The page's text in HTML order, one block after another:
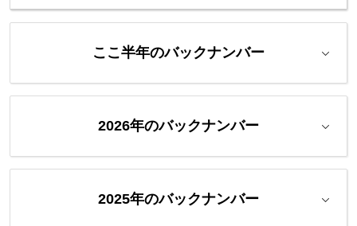
ここ半年のバックナンバー
2026年のバックナンバー
2025年のバックナンバー